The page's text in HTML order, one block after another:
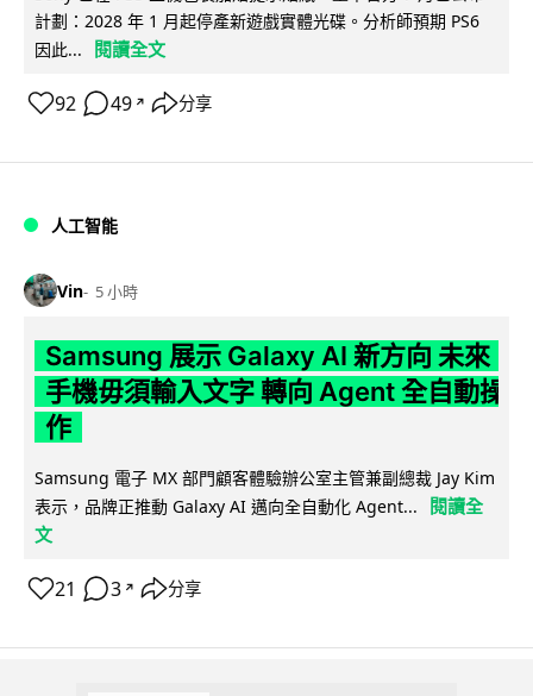
計劃：2028 年 1 月起停產新遊戲實體光碟。分析師預期 PS6
因此...
閱讀全文
92 49 ↗ 分享
人工智能
Vin 5 小時
Samsung 展示 Galaxy AI 新方向 未來
手機毋須輸入文字 轉向 Agent 全自動操
作
Samsung 電子 MX 部門顧客體驗辦公室主管兼副總裁 Jay Kim
表示，品牌正推動 Galaxy AI 邁向全自動化 Agent...
閱讀全
文
21 3 ↗ 分享